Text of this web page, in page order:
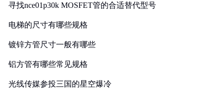
寻找nce01p30k MOSFET管的合适替代型号
电梯的尺寸有哪些规格
镀锌方管尺寸一般有哪些
铝方管有哪些常见规格
光线传媒参投三国的星空爆冷